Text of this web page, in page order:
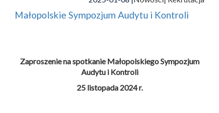
Małopolskie Sympozjum Audytu i Kontroli
Zaproszenie na spotkanie Małopolskiego Sympozjum
Audytu i Kontroli
25 listopada 2024 r.